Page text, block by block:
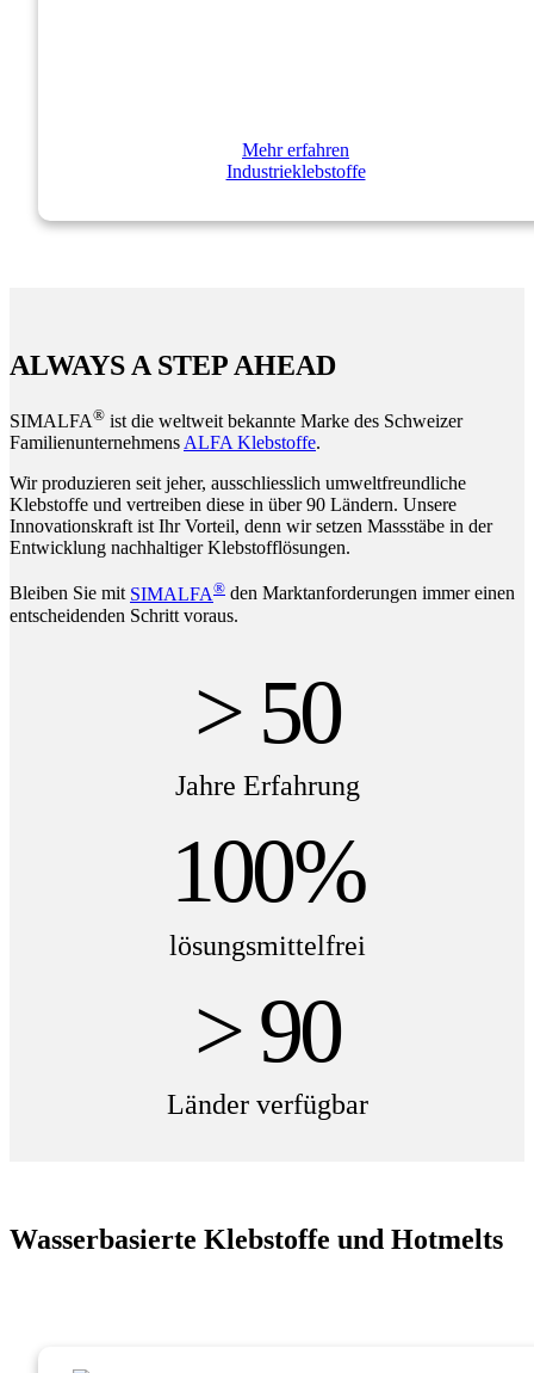
Mehr erfahren
Industrie­klebstoffe
ALWAYS A STEP AHEAD
SIMALFA® ist die weltweit bekannte Marke des Schweizer
FamilienunternehmensALFA Klebstoffe.
Wir produzieren seit jeher, ausschliesslich umweltfreundliche
Klebstoffe und vertreiben diese in über 90 Ländern. Unsere
Innovationskraft ist Ihr Vorteil, denn wir setzen Massstäbe in der
Entwicklung nachhaltiger Klebstofflösungen.
Bleiben Sie mit SIMALFA® den Marktanforderungen immer einen
entscheidenden Schritt voraus.
> 50
Jahre Erfahrung
100%
lösungsmittelfrei
> 90
Länder verfügbar
Wasserbasierte Klebstoffe und Hotmelts